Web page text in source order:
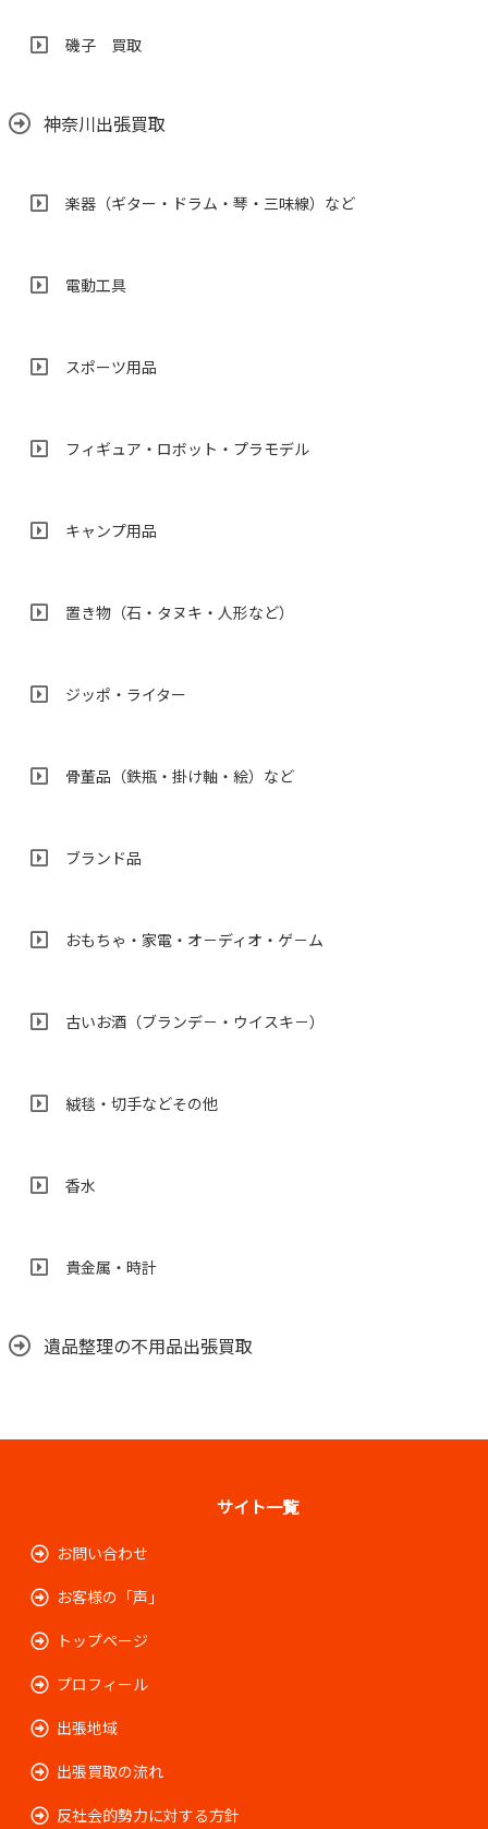
磯子 買取
神奈川出張買取
楽器（ギター・ドラム・琴・三味線）など
電動工具
スポーツ用品
フィギュア・ロボット・プラモデル
キャンプ用品
置き物（石・タヌキ・人形など）
ジッポ・ライター
骨董品（鉄瓶・掛け軸・絵）など
ブランド品
おもちゃ・家電・オ－ディオ・ゲ－ム
古いお酒（ブランデ－・ウイスキ－）
絨毯・切手などその他
香水
貴金属・時計
遺品整理の不用品出張買取
サイト一覧
お問い合わせ
お客様の「声」
トップページ
プロフィール
出張地域
出張買取の流れ
反社会的勢力に対する方針